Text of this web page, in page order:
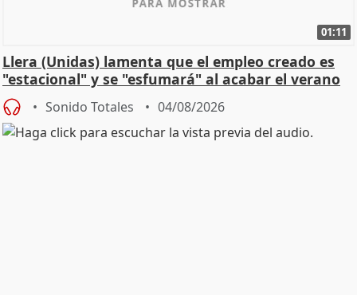
01:11
Llera (Unidas) lamenta que el empleo creado es
"estacional" y se "esfumará" al acabar el verano
Sonido Totales 04/08/2026